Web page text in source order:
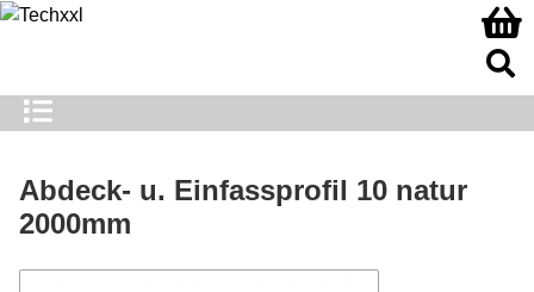
Abdeck- u. Einfassprofil 10 natur
2000mm